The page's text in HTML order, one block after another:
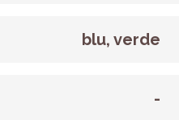
blu, verde
-